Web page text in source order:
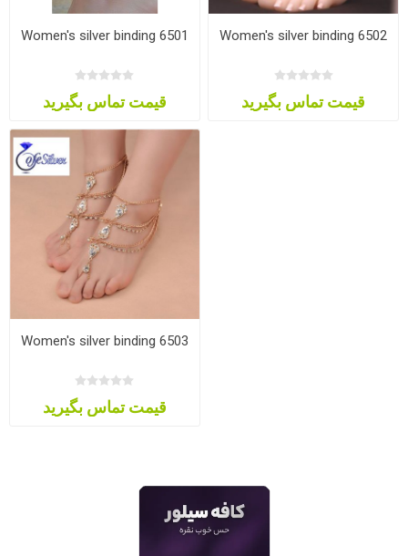
Women's silver binding 6501
قیمت تماس بگیرید
Women's silver binding 6502
قیمت تماس بگیرید
Women's silver binding 6503
قیمت تماس بگیرید